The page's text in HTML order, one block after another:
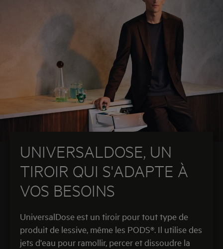
UNIVERSALDOSE, UN
TIROIR QUI S'ADAPTE À
VOS BESOINS
UniversalDose est un tiroir pour tout type de
produit de lessive, même les PODS®. Il utilise des
jets d'eau pour ramollir, percer et dissoudre la